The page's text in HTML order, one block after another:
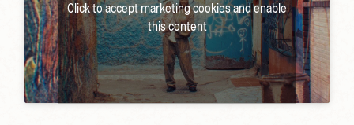
Click to accept marketing cookies and enable
this content